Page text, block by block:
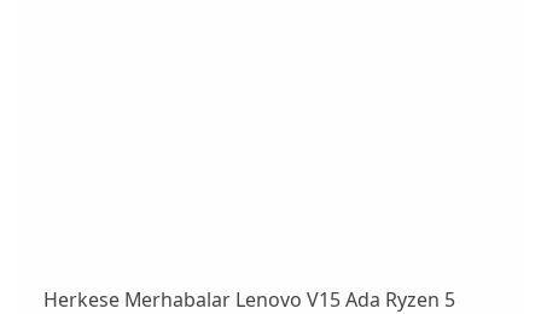
Herkese Merhabalar Lenovo V15 Ada Ryzen 5